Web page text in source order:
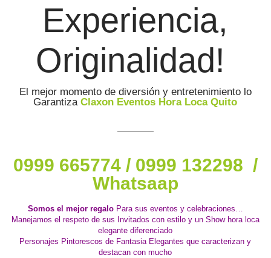
Experiencia,
Originalidad!
El mejor momento de diversión y entretenimiento lo
GarantizaClaxon Eventos Hora Loca Quito
0999 665774 / 0999 132298 /
Whatsaap
Somos el mejor regaloPara sus eventos y celebraciones…
Manejamos el respeto de sus Invitados con estilo y un Show hora loca
elegante diferenciado
Personajes Pintorescos de Fantasia Elegantes que caracterizan y
destacan con mucho